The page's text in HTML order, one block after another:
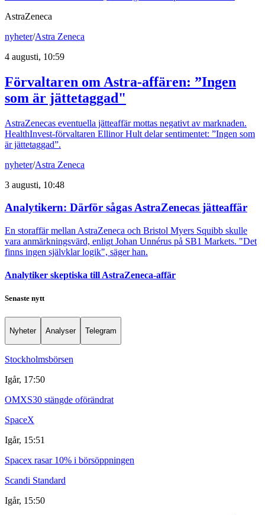
AstraZeneca
nyheter/Astra Zeneca
4 augusti, 10:59
Förvaltaren om Astra-affären: ”Ingen
som är jättetaggad"
AstraZenecas eventuella jätteaffär mottas negativt av marknaden.
HealthInvest-förvaltaren Ellinor Hult delar sentimentet: ”Ingen som
är jättetaggad”.
nyheter/Astra Zeneca
3 augusti, 10:48
Analytikern: Därför sågas AstraZenecas jätteaffär
En storaffär mellan AstraZeneca och Bristol Myers Squibb skulle
vara anmärkningsvärd, enligt Johan Unnérus på SB1 Markets. "Det
finns ingen självklar logik", säger han.
Analytiker skeptiska till AstraZeneca-affär
Senaste nytt
Nyheter Analyser Telegram
Stockholmsbörsen
Igår, 17:50
OMXS30 stängde oförändrat
SpaceX
Igår, 15:51
Spacex rasar 10% i börsöppningen
Scandi Standard
Igår, 15:50